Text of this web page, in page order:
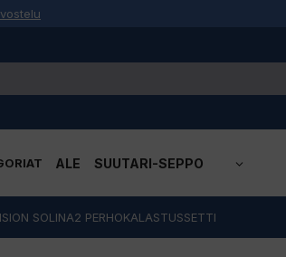
ALE SUUTARI-SEPPO
SOLINA2 PERHOKALASTUSSETTI